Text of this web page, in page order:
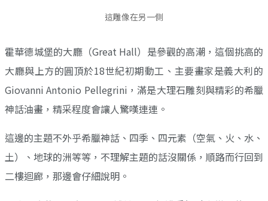
這雕像在另一側
霍華德城堡的大廳（Great Hall）是參觀的高潮，這個挑高的
大廳與上方的圓頂於18世紀初期動工、主要畫家是義大利的
Giovanni Antonio Pellegrini，滿是大理石雕刻與精彩的希臘
神話油畫，精采程度會讓人驚嘆連連。
這邊的主題不外乎希臘神話、四季、四元素（空氣、火、水、
土）、地球的洲等等，不理解主題的話沒關係，順路而行回到
二樓迴廊，那邊會仔細說明。